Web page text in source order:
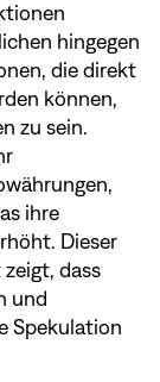
hingegen
die direkt
können,
zu sein.
ihre
Dieser
dass
und
Spekulation